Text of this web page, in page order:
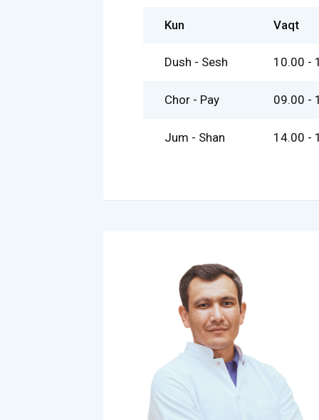
Kun Vaqt
Dush - Sesh 10.00 -
Chor - Pay 09.00 -
Jum - Shan 14.00 -